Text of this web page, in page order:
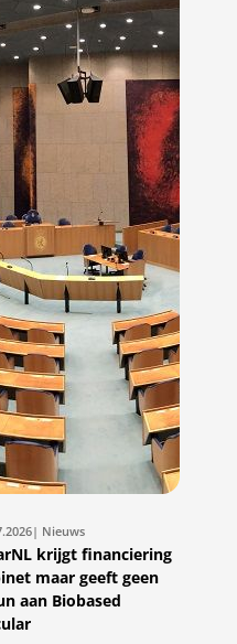
| Nieuws
krijgt financiering
maar geeft geen
aan Biobased